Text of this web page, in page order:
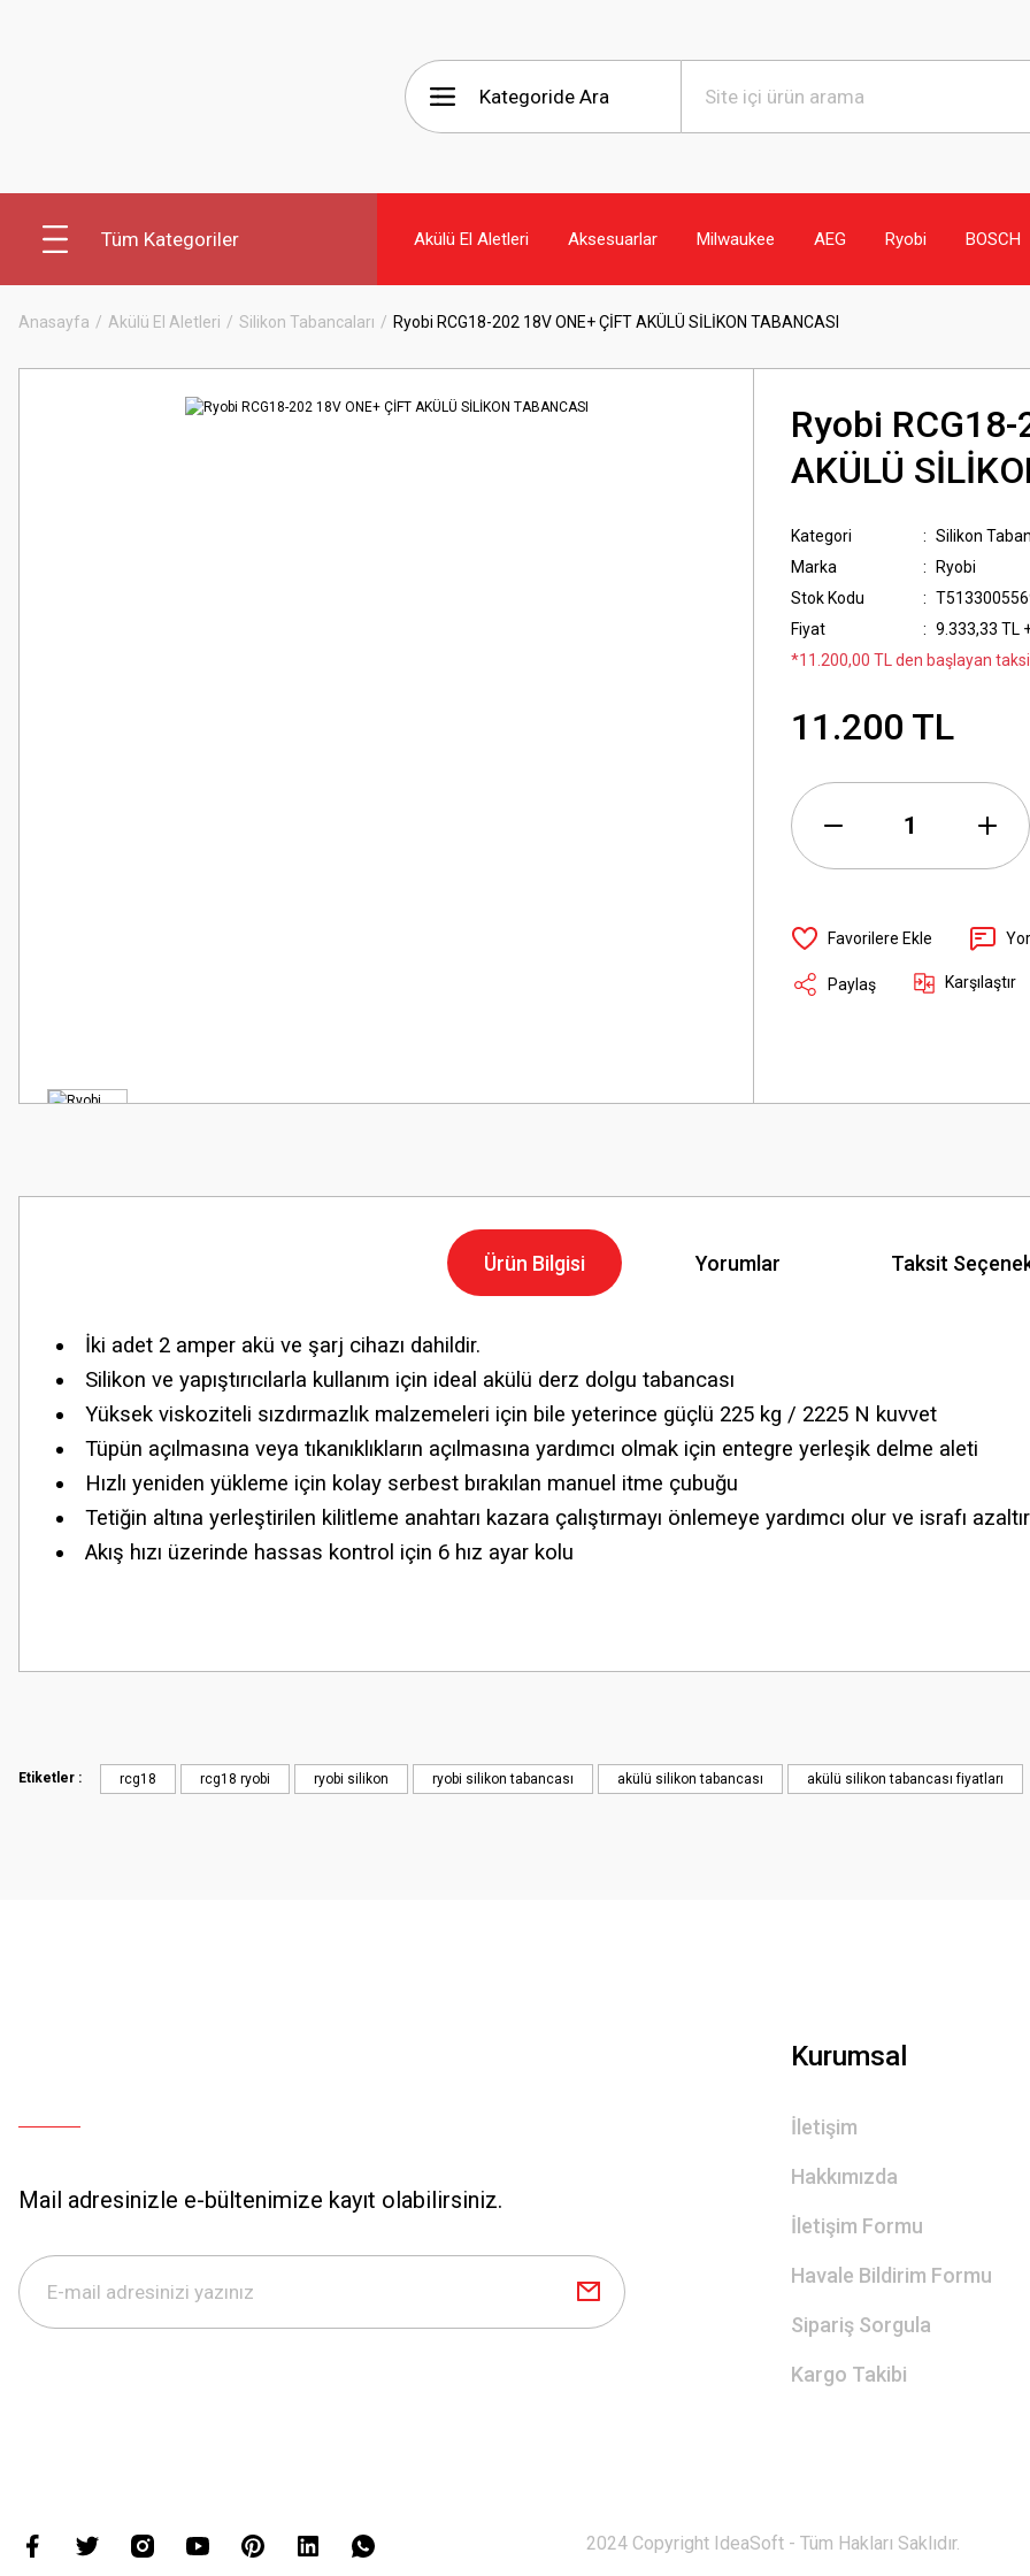
Tüm Kategoriler Akülü El Aletleri Aksesuarlar Milwaukee AEG Ryobi BOSCH
Anasayfa Akülü El Aletleri Silikon Tabancaları Ryobi RCG18-202 18V ONE+ ÇİFT AKÜLÜ SİLİKON TABANCASI
Ryobi
AKÜLÜ
Kategori
Silikon
Marka
Ryobi
Stok Kodu
Fiyat
9.333,33 TL
*11.200,00 TL den başlayan
11.200 TL
Paylaş Karşılaştır
Ürün Bilgisi Yorumlar Taksit
İki adet 2 amper akü ve şarj cihazı dahildir.
Silikon ve yapıştırıcılarla kullanım için ideal akülü derz dolgu tabancası
Yüksek viskoziteli sızdırmazlık malzemeleri için bile yeterince güçlü 225 kg / 2225 N kuvvet
Tüpün açılmasına veya tıkanıklıkların açılmasına yardımcı olmak için entegre yerleşik delme aleti
Hızlı yeniden yükleme için kolay serbest bırakılan manuel itme çubuğu
Tetiğin altına yerleştirilen kilitleme anahtarı kazara çalıştırmayı önlemeye yardımcı olur ve israfı azaltır
Akış hızı üzerinde hassas kontrol için 6 hız ayar kolu
Etiketler : rcg18 rcg18 ryobi ryobi silikon ryobi silikon tabancası akülü silikon tabancası akülü silikon tabancası fiyatları
Mail adresinizle e-bültenimize kayıt olabilirsiniz.
Kurumsal
İletişim
Hakkımızda
İletişim Formu
Havale Bildirim Formu
Sipariş Sorgula
Kargo Takibi
2024 Copyright IdeaSoft - Tüm Hakları Saklıdır.